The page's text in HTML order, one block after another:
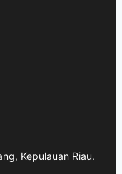
Kepulauan Riau.